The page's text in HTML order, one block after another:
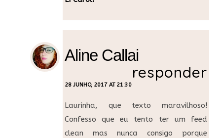
Aline Callai
28 JUNHO, 2017 AT 21:30
responder
Laurinha, que texto maravilhoso!
Confesso que eu tento ter um feed
clean mas nunca consigo porque